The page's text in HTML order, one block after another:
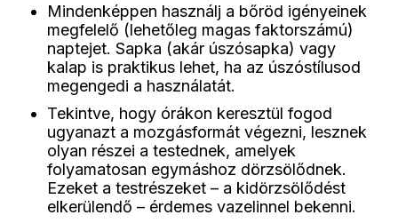
Mindenképpen használj a bőröd igényeinek
megfelelő (lehetőleg magas faktorszámú)
naptejet. Sapka (akár úszósapka) vagy
kalap is praktikus lehet, ha az úszóstílusod
megengedi a használatát.
Tekintve, hogy órákon keresztül fogod
ugyanazt a mozgásformát végezni, lesznek
olyan részei a testednek, amelyek
folyamatosan egymáshoz dörzsölődnek.
Ezeket a testrészeket – a kidörzsölődést
elkerülendő – érdemes vazelinnel bekenni.